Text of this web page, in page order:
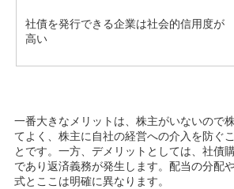
社債を発行できる企業は社会的信用度が
高い
一番大きなメリットは、株主がいないので
てよく、株主に自社の経営への介入を防ぐ
とです。一方、デメリットとしては、社債
であり返済義務が発生します。配当の分配
式とここは明確に異なります。